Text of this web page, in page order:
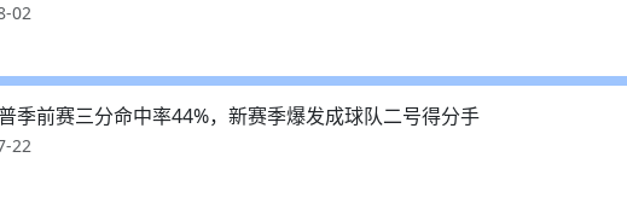
02
季前赛三分命中率44%，新赛季爆发成球队二号得分手
22